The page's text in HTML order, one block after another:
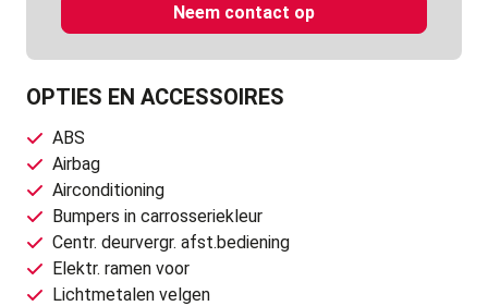
Neem contact op
OPTIES EN ACCESSOIRES
ABS
Airbag
Airconditioning
Bumpers in carrosseriekleur
Centr. deurvergr. afst.bediening
Elektr. ramen voor
Lichtmetalen velgen